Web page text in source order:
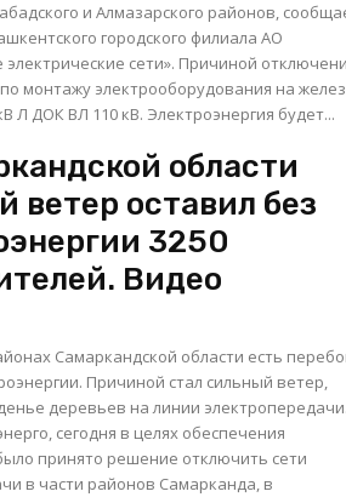
и Алмазарского районов,
городского филиала АО
сети». Причиной отключения
монтажу электрооборудования на
опорах ВЛ 110 кВ Л ДОК ВЛ 110 кВ. Электроэнергия будет...
области
ветер оставил без
3250
Видео
Самаркандской области есть
Причиной стал сильный ветер,
деревьев на линии электропередачи. Как
сегодня в целях обеспечения
принято решение отключить сети
в части районов Самарканда, в